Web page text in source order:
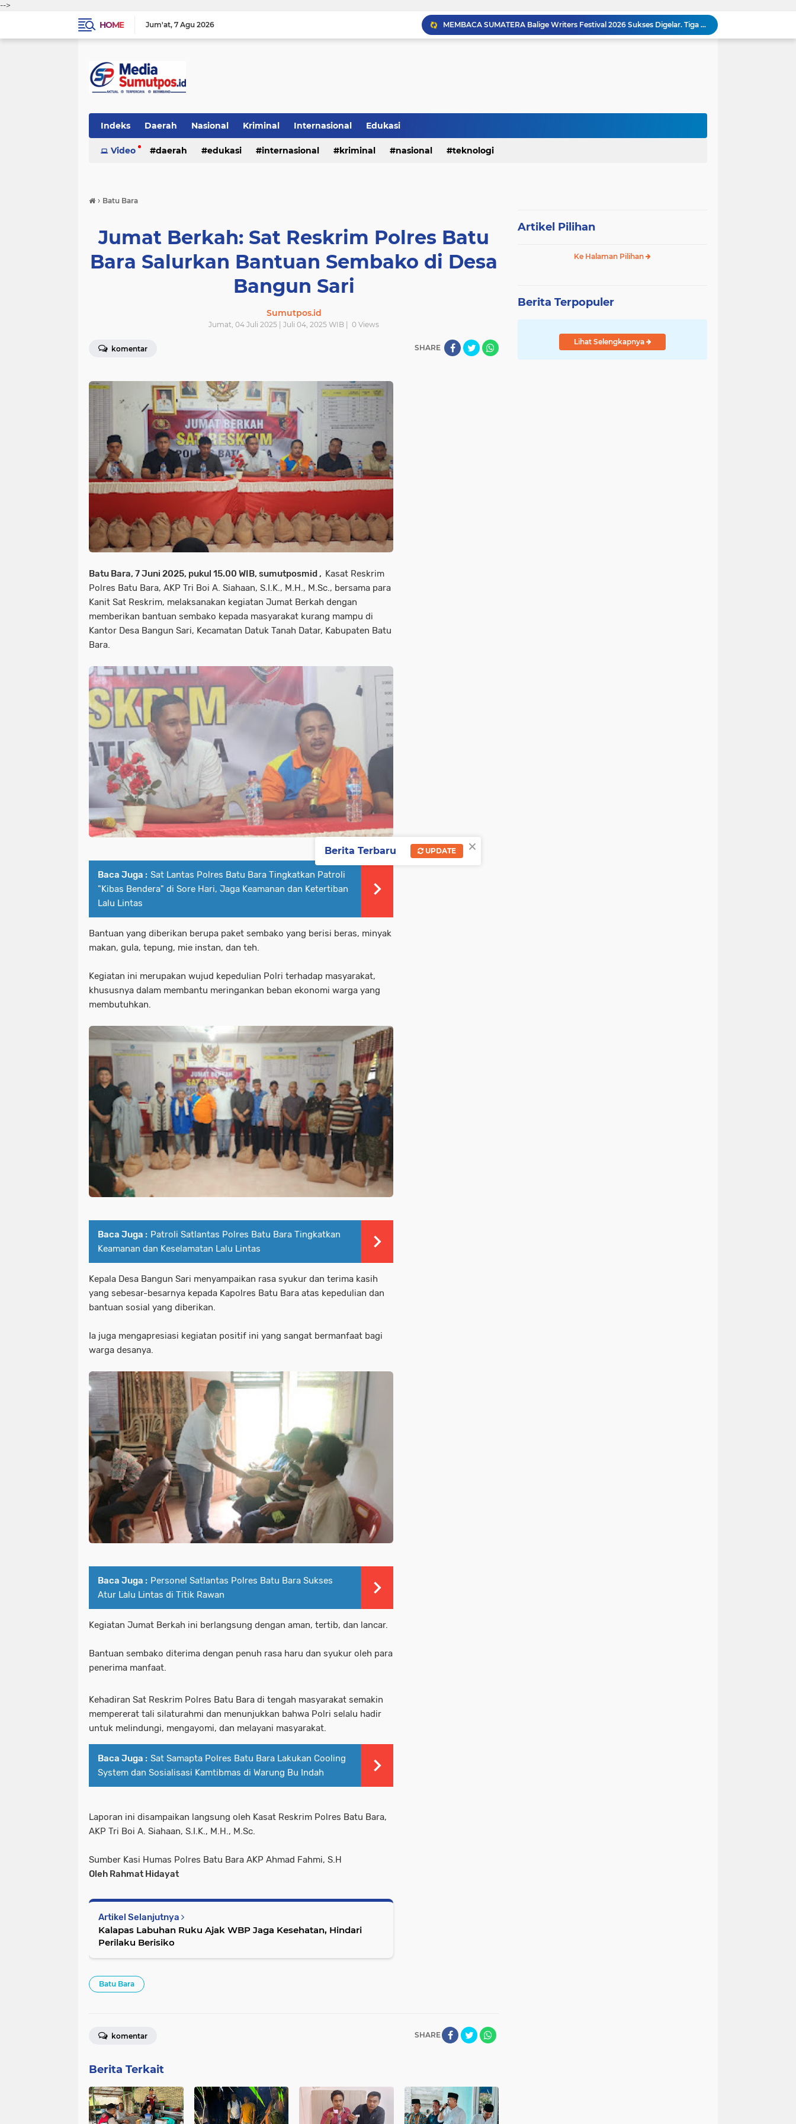
-->
HOME
Jum'at 7 Agu 2026
Dalam Rangka HUT RI ke-81 dan Hari Jadi ke-61 Tanjab Barat Bupati Tanjab Barat Secara Resmi Membukaan Lomba Domino
Sabam Rajaguguk Hadiri Konsolidasi Gerindra Labuhanbatu
Meneguhkan Jati Diri Patambor Indonesia. PATAMBOR INDONESIA Akan Gelar RAKERNAS II Di Jakarta.
Indeks Daerah Nasional Kriminal Internasional Edukasi
Video daerah edukasi internasional kriminal nasional teknologi
› Batu Bara
Jumat Berkah: Sat Reskrim Polres Batu
Bara Salurkan Bantuan Sembako di Desa
Bangun Sari
Sumutpos.id
Jumat, 04 Juli 2025 | Juli 04, 2025 WIB | 0 Views
komentar SHARE
Batu Bara, 7 Juni 2025, pukul 15.00 WIB, sumutposmid , Kasat Reskrim
Polres Batu Bara, AKP Tri Boi A. Siahaan, S.I.K., M.H., M.Sc., bersama para
Kanit Sat Reskrim, melaksanakan kegiatan Jumat Berkah dengan
memberikan bantuan sembako kepada masyarakat kurang mampu di
Kantor Desa Bangun Sari, Kecamatan Datuk Tanah Datar, Kabupaten Batu
Bara.
Baca Juga : Sat Lantas Polres Batu Bara Tingkatkan Patroli
"Kibas Bendera" di Sore Hari, Jaga Keamanan dan Ketertiban
Lalu Lintas
Bantuan yang diberikan berupa paket sembako yang berisi beras, minyak
makan, gula, tepung, mie instan, dan teh.
Kegiatan ini merupakan wujud kepedulian Polri terhadap masyarakat,
khususnya dalam membantu meringankan beban ekonomi warga yang
membutuhkan.
Baca Juga : Patroli Satlantas Polres Batu Bara Tingkatkan
Keamanan dan Keselamatan Lalu Lintas
Kepala Desa Bangun Sari menyampaikan rasa syukur dan terima kasih
yang sebesar-besarnya kepada Kapolres Batu Bara atas kepedulian dan
bantuan sosial yang diberikan.
Ia juga mengapresiasi kegiatan positif ini yang sangat bermanfaat bagi
warga desanya.
Baca Juga : Personel Satlantas Polres Batu Bara Sukses
Atur Lalu Lintas di Titik Rawan
Kegiatan Jumat Berkah ini berlangsung dengan aman, tertib, dan lancar.
Bantuan sembako diterima dengan penuh rasa haru dan syukur oleh para
penerima manfaat.
Kehadiran Sat Reskrim Polres Batu Bara di tengah masyarakat semakin
mempererat tali silaturahmi dan menunjukkan bahwa Polri selalu hadir
untuk melindungi, mengayomi, dan melayani masyarakat.
Baca Juga : Sat Samapta Polres Batu Bara Lakukan Cooling
System dan Sosialisasi Kamtibmas di Warung Bu Indah
Laporan ini disampaikan langsung oleh Kasat Reskrim Polres Batu Bara,
AKP Tri Boi A. Siahaan, S.I.K., M.H., M.Sc.
Sumber Kasi Humas Polres Batu Bara AKP Ahmad Fahmi, S.H
Oleh Rahmat Hidayat
Artikel Selanjutnya
Kalapas Labuhan Ruku Ajak WBP Jaga Kesehatan, Hindari
Perilaku Berisiko
Batu Bara
SHARE
komentar
Berita Terkait
Artikel Pilihan
Ke Halaman Pilihan
Berita Terpopuler
Lihat Selengkapnya
×
Berita Terbaru UPDATE